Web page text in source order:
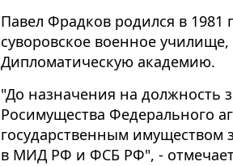
Павел Фрадков родился в
суворовское военное
Дипломатическую академию.
"До назначения на должность
Росимущества Федерального
государственным имуществом
в МИД РФ и ФСБ РФ", -